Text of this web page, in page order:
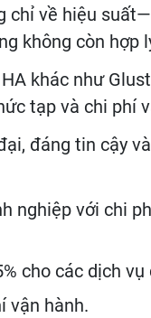
chỉ về hiệu
không còn hợp
khác như
tạp và chi phí
đáng tin cậy
nghiệp với chi
cho các dịch vụ
vận hành.